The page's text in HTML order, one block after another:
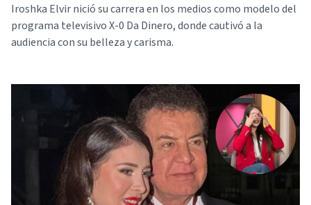
Iroshka Elvir nició su carrera en los medios como modelo del
programa televisivo X-0 Da Dinero, donde cautivó a la
audiencia con su belleza y carisma.